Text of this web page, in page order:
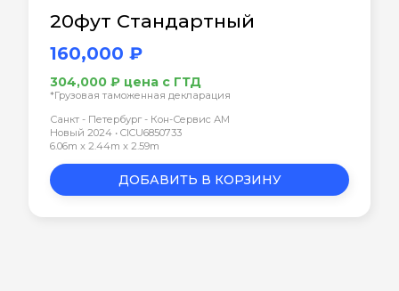
20фут Стандартный
160,000 ₽
304,000 ₽ цена с ГТД
*Грузовая таможенная декларация
Санкт - Петербург - Кон-Сервис АМ
Новый 2024 • CICU6850733
6.06m x 2.44m x 2.59m
ДОБАВИТЬ В КОРЗИНУ